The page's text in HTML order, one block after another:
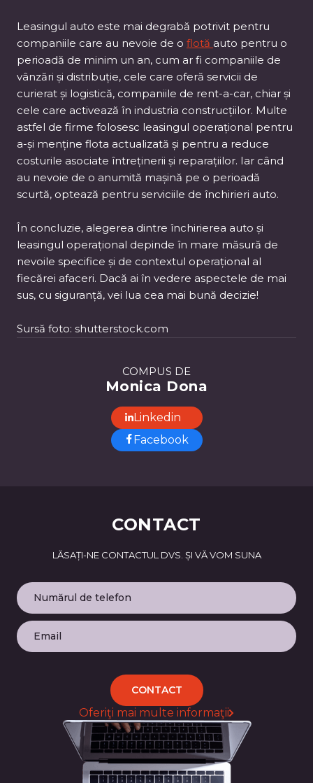
COMPUS DE
Monica Dona
Linkedin
Facebook
Leasingul auto este mai degrabă potrivit pentru
companiile care au nevoie de o flotă auto pentru o
perioadă de minim un an, cum ar fi companiile de
vânzări și distribuție, cele care oferă servicii de
curierat și logistică, companiile de rent-a-car, chiar și
cele care activează în industria construcțiilor. Multe
astfel de firme folosesc leasingul operațional pentru
a-și menține flota actualizată și pentru a reduce
costurile asociate întreținerii și reparațiilor. Iar când
au nevoie de o anumită mașină pe o perioadă
scurtă, optează pentru serviciile de închirieri auto.
În concluzie, alegerea dintre închirierea auto și
leasingul operațional depinde în mare măsură de
nevoile specifice și de contextul operațional al
fiecărei afaceri. Dacă ai în vedere aspectele de mai
sus, cu siguranță, vei lua cea mai bună decizie!
Sursă foto: shutterstock.com
CONTACT
LĂSAȚI-NE CONTACTUL DVS. ȘI VĂ VOM SUNA
Oferiţi mai multe informaţii
CONTACT